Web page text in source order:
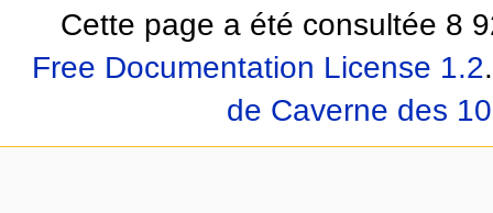
Cette page a été consultée 8
Free Documentation License 1.2.
de Caverne des